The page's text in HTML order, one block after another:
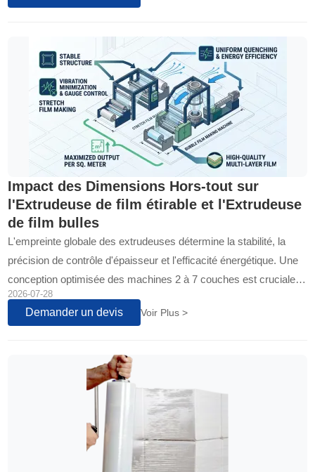
Impact des Dimensions Hors-tout sur
l'Extrudeuse de film étirable et l'Extrudeuse
de film bulles
L'empreinte globale des extrudeuses détermine la stabilité, la
précision de contrôle d'épaisseur et l'efficacité énergétique. Une
conception optimisée des machines 2 à 7 couches est cruciale
pour la qualité d'extrusion et la rentabilité des lignes de production
B2B.
2026-07-28
Demander un devis Voir Plus >